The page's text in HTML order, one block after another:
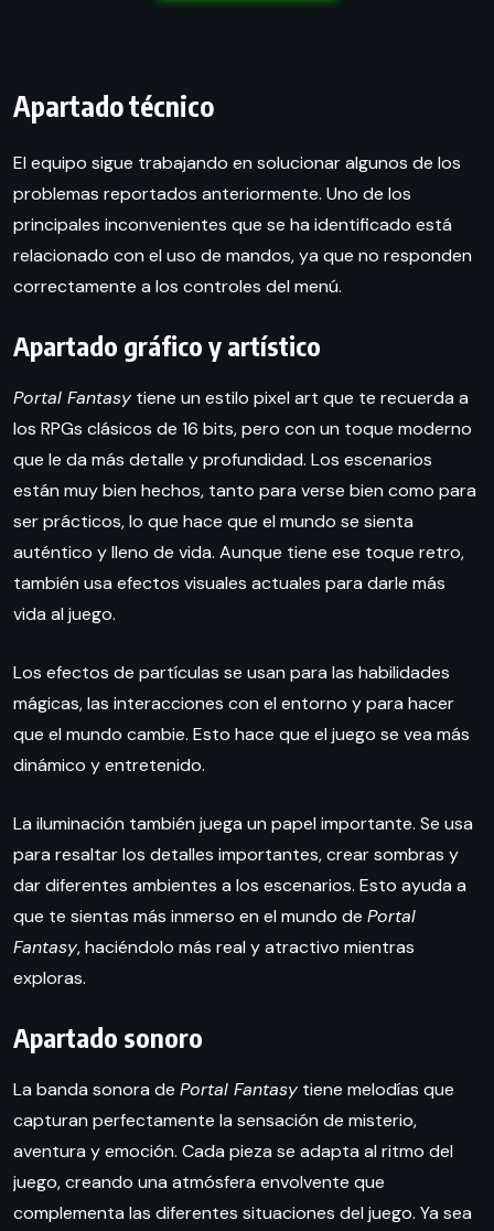
Apartado técnico
El equipo sigue trabajando en solucionar algunos de los
problemas reportados anteriormente. Uno de los
principales inconvenientes que se ha identificado está
relacionado con el uso de mandos, ya que no responden
correctamente a los controles del menú.
Apartado gráfico y artístico
Portal Fantasy tiene un estilo pixel art que te recuerda a
los RPGs clásicos de 16 bits, pero con un toque moderno
que le da más detalle y profundidad. Los escenarios
están muy bien hechos, tanto para verse bien como para
ser prácticos, lo que hace que el mundo se sienta
auténtico y lleno de vida. Aunque tiene ese toque retro,
también usa efectos visuales actuales para darle más
vida al juego.
Los efectos de partículas se usan para las habilidades
mágicas, las interacciones con el entorno y para hacer
que el mundo cambie. Esto hace que el juego se vea más
dinámico y entretenido.
La iluminación también juega un papel importante. Se usa
para resaltar los detalles importantes, crear sombras y
dar diferentes ambientes a los escenarios. Esto ayuda a
que te sientas más inmerso en el mundo de Portal
Fantasy, haciéndolo más real y atractivo mientras
exploras.
Apartado sonoro
La banda sonora de Portal Fantasy tiene melodías que
capturan perfectamente la sensación de misterio,
aventura y emoción. Cada pieza se adapta al ritmo del
juego, creando una atmósfera envolvente que
complementa las diferentes situaciones del juego. Ya sea